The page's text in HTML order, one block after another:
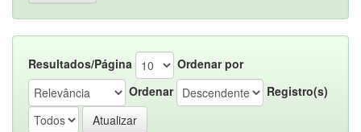
Resultados/Página
Ordenar por
Ordenar
Registro(s)